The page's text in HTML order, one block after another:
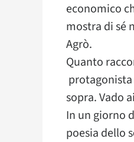
economico
mostra di sé
Agrò.
Quanto
sopra. Vado
In un giorno
poesia dello